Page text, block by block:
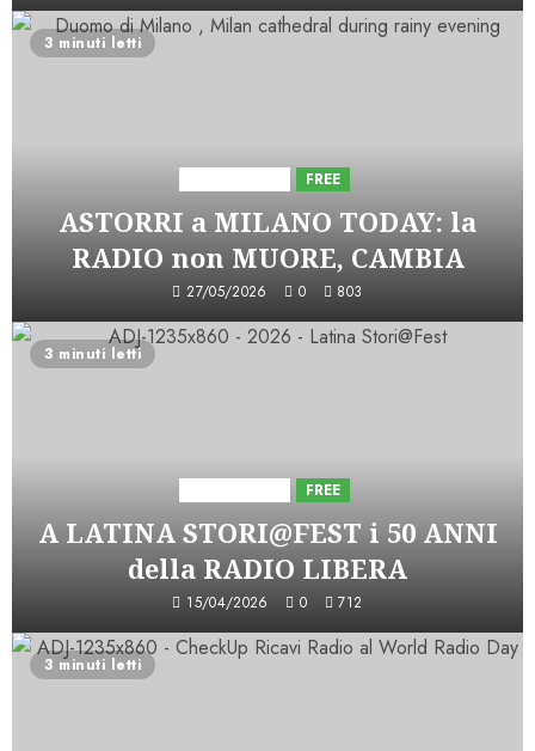
3 minuti letti
FREE
ASTORRI a MILANO TODAY: la
RADIO non MUORE, CAMBIA
27/05/2026 0 803
3 minuti letti
FREE
A LATINA STORI@FEST i 50 ANNI
della RADIO LIBERA
15/04/2026 0 712
3 minuti letti